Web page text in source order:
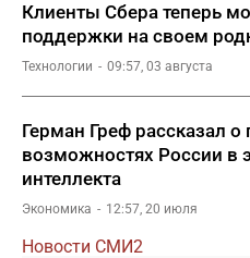
Клиенты Сбера теперь
поддержки на своем
Технологии 09:57, 03 августа
Герман Греф рассказал
возможностях России в
интеллекта
Экономика 12:57, 20 июля
Новости СМИ2